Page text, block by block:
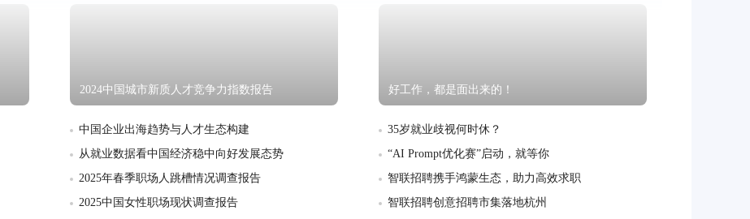
2024中国城市新质人才竞争力指数报告
中国企业出海趋势与人才生态构建
从就业数据看中国经济稳中向好发展态势
2025年春季职场人跳槽情况调查报告
2025中国女性职场现状调查报告
好工作，都是面出来的！
35岁就业歧视何时休？
“AI Prompt优化赛”启动，就等你
智联招聘携手鸿蒙生态，助力高效求职
智联招聘创意招聘市集落地杭州